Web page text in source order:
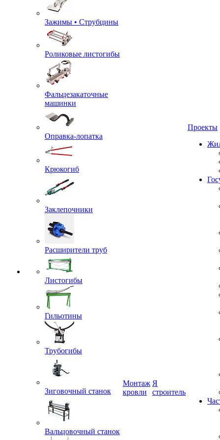
Зажимы • Струбцины
Роликовые листогибы
Фальцезакаточные
машинки
Оправка-лопатка
Крюкогиб
Заклепочники
Расширители труб
Листогибы
Гильотины
Трубогибы
Зиговочный станок
Вальцовочный станок
Монтаж
кровли
Я
строитель
Проекты